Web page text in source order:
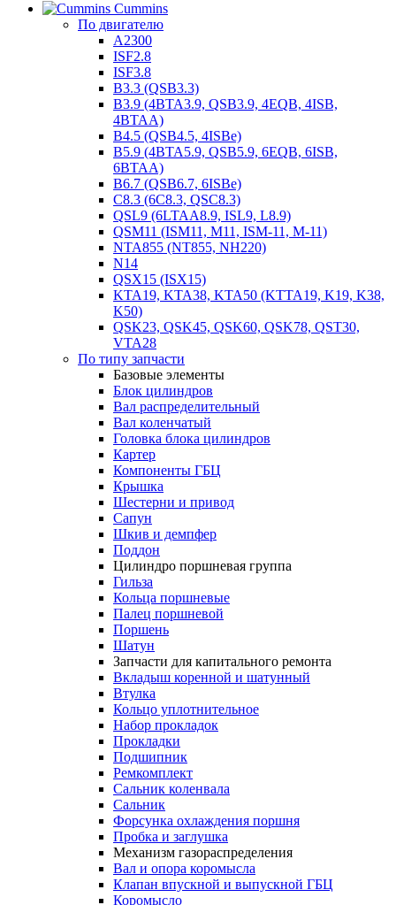
Cummins
По двигателю
A2300
ISF2.8
ISF3.8
B3.3 (QSB3.3)
B3.9 (4BTA3.9, QSB3.9, 4EQB, 4ISB,
4BTAA)
B4.5 (QSB4.5, 4ISBe)
B5.9 (4BTA5.9, QSB5.9, 6EQB, 6ISB,
6BTAA)
B6.7 (QSB6.7, 6ISBe)
C8.3 (6C8.3, QSC8.3)
QSL9 (6LTAA8.9, ISL9, L8.9)
QSM11 (ISM11, M11, ISM-11, M-11)
NTA855 (NT855, NH220)
N14
QSX15 (ISX15)
KTA19, KTA38, KTA50 (KTTA19, K19, K38,
K50)
QSK23, QSK45, QSK60, QSK78, QST30,
VTA28
По типу запчасти
Базовые элементы
Блок цилиндров
Вал распределительный
Вал коленчатый
Головка блока цилиндров
Картер
Компоненты ГБЦ
Крышка
Шестерни и привод
Сапун
Шкив и демпфер
Поддон
Цилиндро поршневая группа
Гильза
Кольца поршневые
Палец поршневой
Поршень
Шатун
Запчасти для капитального ремонта
Вкладыш коренной и шатунный
Втулка
Кольцо уплотнительное
Набор прокладок
Прокладки
Подшипник
Ремкомплект
Сальник коленвала
Сальник
Форсунка охлаждения поршня
Пробка и заглушка
Механизм газораспределения
Вал и опора коромысла
Клапан впускной и выпускной ГБЦ
Коромысло